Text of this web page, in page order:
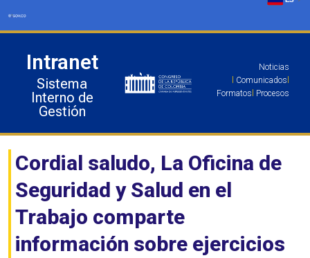
Intranet
Sistema
Interno de
Gestión
Noticias
Comunicados
Formatos Procesos
Cordial saludo, La Oficina de
Seguridad y Salud en el
Trabajo comparte
información sobre ejercicios